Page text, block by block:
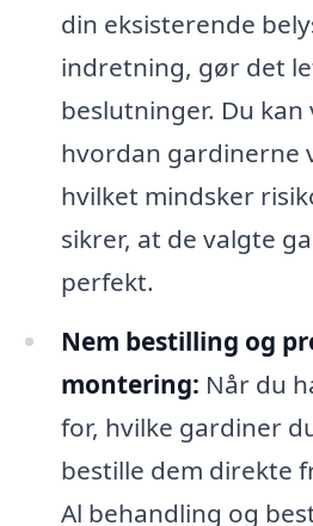
din eksisterende
indretning, gør det
beslutninger. Du
hvordan gardinerne
hvilket mindsker
sikrer, at de valgte
perfekt.
Nem bestilling og
montering: Når du
for, hvilke gardiner
bestille dem direkte
Al behandling og